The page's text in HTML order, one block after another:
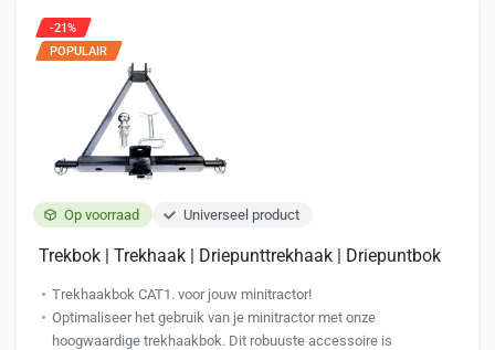
Op voorraad Universeel product
-21%
POPULAIR
Trekbok | Trekhaak | Driepunttrekhaak | Driepuntbok
Trekhaakbok CAT1. voor jouw minitractor!
Optimaliseer het gebruik van je minitractor met onze
hoogwaardige trekhaakbok. Dit robuuste accessoire is